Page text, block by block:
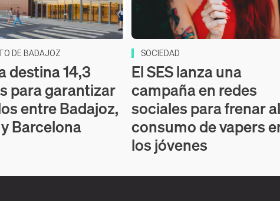
DE BADAJOZ
destina 14,3
para garantizar
entre Badajoz,
Barcelona
SOCIEDAD
El SES lanza una
campaña en redes
sociales para frenar al
consumo de vapers
los jóvenes